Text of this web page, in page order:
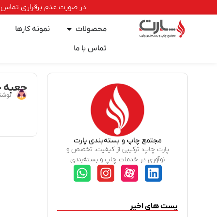
در صورت عدم برقراری تماس با
محصولات نمونه کارها
تماس با ما
مجتمع چاپ و بسته‌بندی پارت
پارت چاپ؛ ترکیبی از کیفیت، تخصص و
نوآوری در خدمات چاپ و بسته‌بندی
پست های اخیر
جعبه